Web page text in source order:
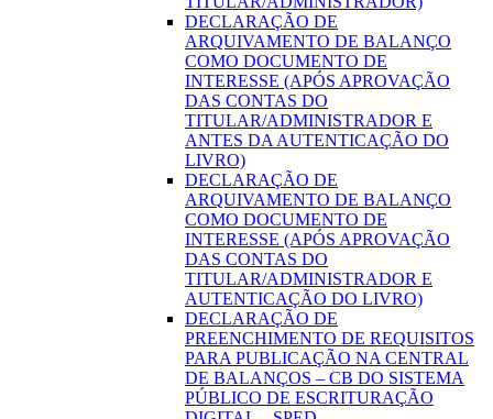
DECLARAÇÃO DE
ARQUIVAMENTO DE BALANÇO
COMO DOCUMENTO DE
INTERESSE (APÓS APROVAÇÃO
DAS CONTAS DO
TITULAR/ADMINISTRADOR E
ANTES DA AUTENTICAÇÃO DO
LIVRO)
DECLARAÇÃO DE
ARQUIVAMENTO DE BALANÇO
COMO DOCUMENTO DE
INTERESSE (APÓS APROVAÇÃO
DAS CONTAS DO
TITULAR/ADMINISTRADOR E
AUTENTICAÇÃO DO LIVRO)
DECLARAÇÃO DE
PREENCHIMENTO DE REQUISITOS
PARA PUBLICAÇÃO NA CENTRAL
DE BALANÇOS – CB DO SISTEMA
PÚBLICO DE ESCRITURAÇÃO